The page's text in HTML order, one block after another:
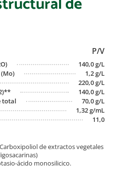
P/V
140,0 g/L
1,2 g/L
220,0 g/L
140,0 g/L
total
70,0 g/L
1,32 g/mL
11,0
de extractos vegetales
ácido monosilicico.